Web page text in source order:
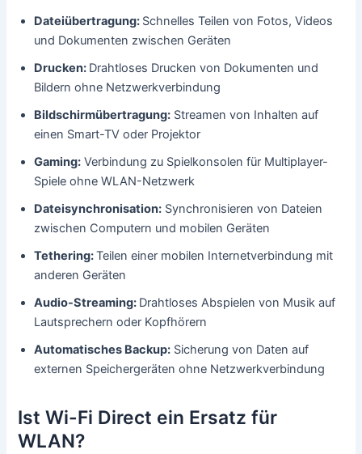
Dateiübertragung: Schnelles Teilen von Fotos, Videos
und Dokumenten zwischen Geräten
Drucken: Drahtloses Drucken von Dokumenten und
Bildern ohne Netzwerkverbindung
Bildschirmübertragung: Streamen von Inhalten auf
einen Smart-TV oder Projektor
Gaming: Verbindung zu Spielkonsolen für Multiplayer-
Spiele ohne WLAN-Netzwerk
Dateisynchronisation: Synchronisieren von Dateien
zwischen Computern und mobilen Geräten
Tethering:Teilen einer mobilen Internetverbindung mit
anderen Geräten
Audio-Streaming: Drahtloses Abspielen von Musik auf
Lautsprechern oder Kopfhörern
Automatisches Backup: Sicherung von Daten auf
externen Speichergeräten ohne Netzwerkverbindung
Ist Wi-Fi Direct ein Ersatz für
WLAN?